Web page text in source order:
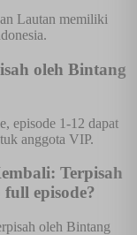
Lautan memiliki
oleh Bintang
episode 1-12 dapat
anggota VIP.
Terpisah
episode?
oleh Bintang